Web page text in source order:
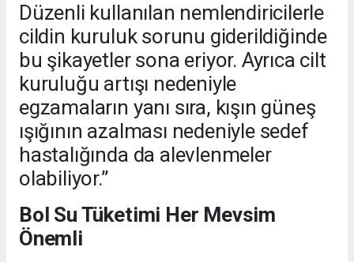
Düzenli kullanılan nemlendiricilerle
cildin kuruluk sorunu giderildiğinde
bu şikayetler sona eriyor. Ayrıca cilt
kuruluğu artışı nedeniyle
egzamaların yanı sıra, kışın güneş
ışığının azalması nedeniyle sedef
hastalığında da alevlenmeler
olabiliyor.”
Bol Su Tüketimi Her Mevsim
Önemli